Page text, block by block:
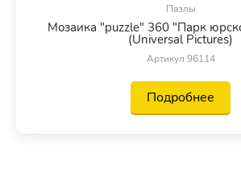
Пазлы
Мозаика "puzzle" 360 "Парк
(Universal Pictures)
Артикул 96114
Подробнее